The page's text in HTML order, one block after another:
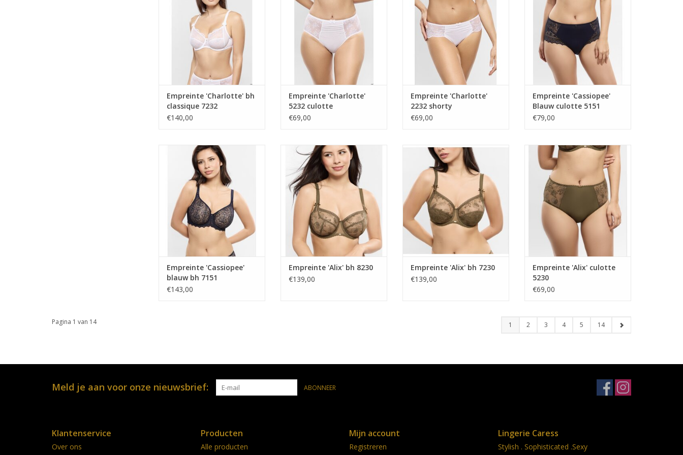
TOEVOEGEN AAN WINKELWAGEN
Empreinte 'Charlotte' bh
classique 7232
€140,00
Empreinte 'Charlotte'
5232 culotte
€69,00
Empreinte 'Charlotte'
2232 shorty
€69,00
Empreinte 'Cassiopee'
Blauw culotte 5151
€79,00
bh met beugel
Empreinte 'Cassiopee'
blauw bh 7151
€143,00
bh met beugel
TOEVOEGEN AAN WINKELWAGEN
Empreinte 'Alix' bh 8230
€139,00
bh met beugel
TOEVOEGEN AAN WINKELWAGEN
Empreinte 'Alix' bh 7230
€139,00
taille slip
TOEVOEGEN AAN WINKELWAGEN
Empreinte 'Alix' culotte
5230
€69,00
Pagina 1 van 14 1 2 3 4 5 14
Meld je aan voor onze nieuwsbrief: ABONNEER
Klantenservice
Over ons
Producten
Alle producten
Mijn account
Registreren
Lingerie Caress
Stylish . Sophisticated .Sexy